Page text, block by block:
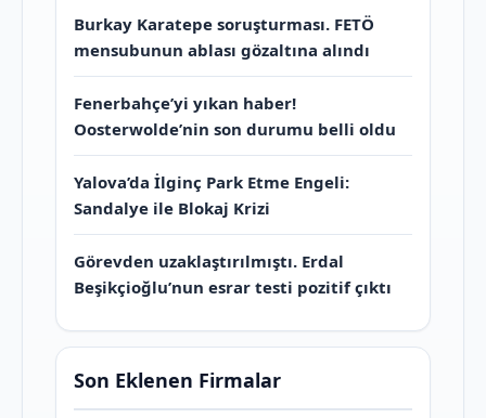
Burkay Karatepe soruşturması. FETÖ
mensubunun ablası gözaltına alındı
Fenerbahçe’yi yıkan haber!
Oosterwolde’nin son durumu belli oldu
Yalova’da İlginç Park Etme Engeli:
Sandalye ile Blokaj Krizi
Görevden uzaklaştırılmıştı. Erdal
Beşikçioğlu’nun esrar testi pozitif çıktı
Son Eklenen Firmalar